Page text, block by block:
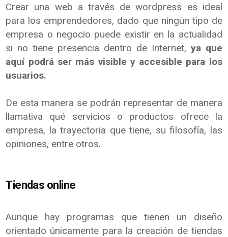
Crear una web a través de wordpress es ideal
para los emprendedores, dado que ningún tipo de
empresa o negocio puede existir en la actualidad
si no tiene presencia dentro de Internet, ya que
aquí podrá ser más visible y accesible para los
usuarios.
De esta manera se podrán representar de manera
llamativa qué servicios o productos ofrece la
empresa, la trayectoria que tiene, su filosofía, las
opiniones, entre otros.
Tiendas online
Aunque hay programas que tienen un diseño
orientado únicamente para la creación de tiendas